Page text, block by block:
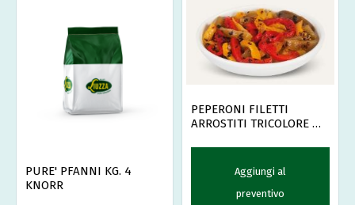
PURE' PFANNI KG. 4
KNORR
PEPERONI FILETTI
ARROSTITI TRICOLORE OG
Aggiungi al
preventivo